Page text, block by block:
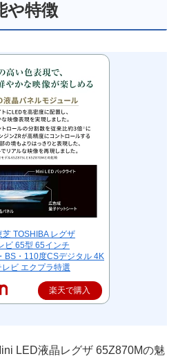
や特徴
TOSHIBA レグザ
ビ 65型 65インチ
BS・110度CSデジタル 4K
ビ エクプラ特選
楽天で購入
LED液晶レグザ 65Z870Mの魅